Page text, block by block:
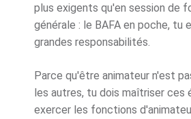
plus exigents qu'en session de
générale : le BAFA en poche, tu
grandes responsabilités.
Parce qu'être animateur n'est
les autres, tu dois maîtriser ces
exercer les fonctions